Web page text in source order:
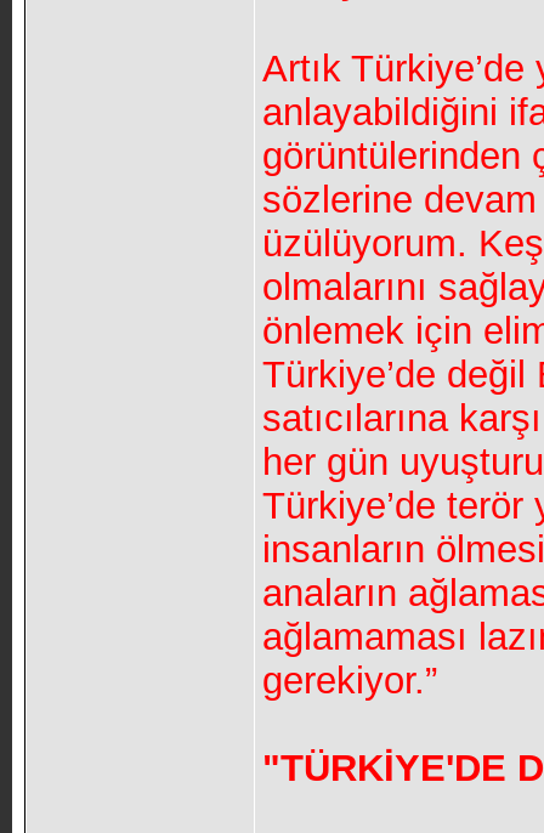
Artık
anlayabildiğini
görüntülerinden
sözlerine
üzülüyorum.
olmalarını
önlemek için
Türkiye’de değil
satıcılarına
her gün
Türkiye’de
insanların
anaların
ağlamaması
gerekiyor.”
"TÜRKİYE'DE